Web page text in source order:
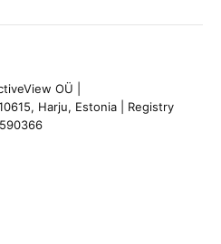
OÜ |
Harju, Estonia | Registry